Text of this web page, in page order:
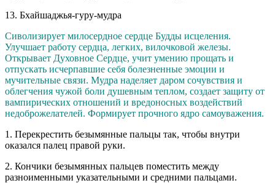
13. Бхайшаджья-гуру-мудра
Сиволизирует милосердное сердце Будды исцеления.
Улучшает работу сердца, легких, вилочковой железы.
Открывает Духовное Сердце, учит умению прощать и
отпускать исчерпавшие себя болезненные эмоции и
мучительные связи. Мудра наделяет даром сочувствия и
облегчения чужой боли душевным теплом, создает защиту от
вампирических отношений и вредоносных воздействий
недоброжелателей. Формирует прочного ядро самоуважения.
1. Перекрестить безымянные пальцы так, чтобы внутри
оказался палец правой руки.
2. Кончики безымянных пальцев поместить между
разноименными указательными и средними пальцами.